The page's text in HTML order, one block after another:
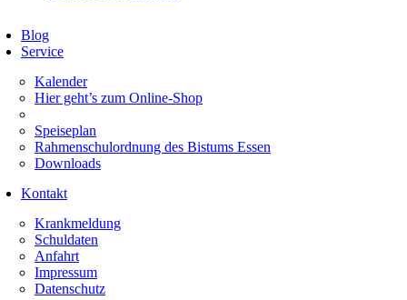
Blog
Service
Kalender
Hier geht’s zum Online-Shop
Speiseplan
Rahmenschulordnung des Bistums Essen
Downloads
Kontakt
Krankmeldung
Schuldaten
Anfahrt
Impressum
Datenschutz